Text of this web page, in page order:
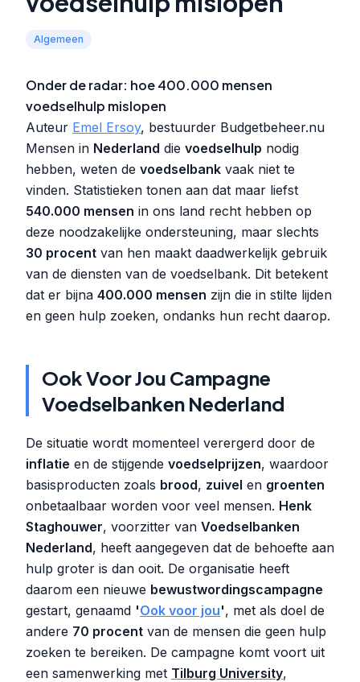
Algemeen
Onder de radar: hoe 400.000 mensen
voedselhulp mislopen
Auteur Emel Ersoy, bestuurder Budgetbeheer.nu
Mensen in Nederland die voedselhulp nodig
hebben, weten de voedselbank vaak niet te
vinden. Statistieken tonen aan dat maar liefst
540.000 mensen in ons land recht hebben op
deze noodzakelijke ondersteuning, maar slechts
30 procent van hen maakt daadwerkelijk gebruik
van de diensten van de voedselbank. Dit betekent
dat er bijna 400.000 mensen zijn die in stilte lijden
en geen hulp zoeken, ondanks hun recht daarop.
Ook Voor Jou Campagne
Voedselbanken Nederland
De situatie wordt momenteel verergerd door de
inflatie en de stijgende voedselprijzen, waardoor
basisproducten zoals brood, zuivel en groenten
onbetaalbaar worden voor veel mensen. Henk
Staghouwer, voorzitter van Voedselbanken
Nederland, heeft aangegeven dat de behoefte aan
hulp groter is dan ooit. De organisatie heeft
daarom een nieuwe bewustwordingscampagne
gestart, genaamd 'Ook voor jou', met als doel de
andere 70 procent van de mensen die geen hulp
zoeken te bereiken. De campagne komt voort uit
een samenwerking met Tilburg University,